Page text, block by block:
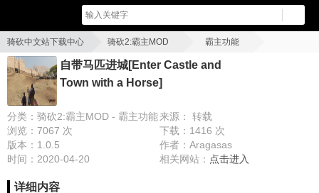
骑砍中文站下载中心 骑砍2:霸主MOD 霸主功能
自带马匹进城[Enter Castle and Town with a Horse]
自带马匹进城[Enter Castle and
Town with a Horse]
分类：骑砍2:霸主MOD - 霸主功能来源： 转载
浏览：7067 次
下载：1416 次
版本：1.0.5
作者：Aragasas
时间：2020-04-20
相关网站： 点击进入
详细内容